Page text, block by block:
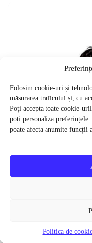
Folosim cookie-uri și
măsurarea traficului și, cu
Poți accepta toate cookie-
poți personaliza
poate afecta anumite funcții
Politica de